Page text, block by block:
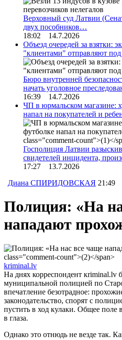
Верховный суд Латвии
двух пособников…
18:02 14.7.2026
Объезд очередей за взятки:
"клиентами" отправляют под
Бюро внутренней
начать уголовное
16:39 14.7.2026
ЧП в юрмальском магазине:
напал на покупателей и
Госполиция Латвии
свидетелей инцидента,
17:27 13.7.2026
Диана СПИРИДОВСКАЯ 21:49
Полиция: «На
нападают
kriminal.lv
На днях корреспондент кriminal.lv
муниципальной полицией по
впечатление безотрадное:
законодательство, спорят с
пустить в ход кулаки. Общее поле
в глаза.
Однако это отнюдь не везде так.